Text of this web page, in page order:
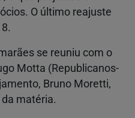
O último reajuste
se reuniu com o
Motta (Republicanos-
Bruno Moretti,
matéria.